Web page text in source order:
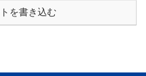
を書き込む